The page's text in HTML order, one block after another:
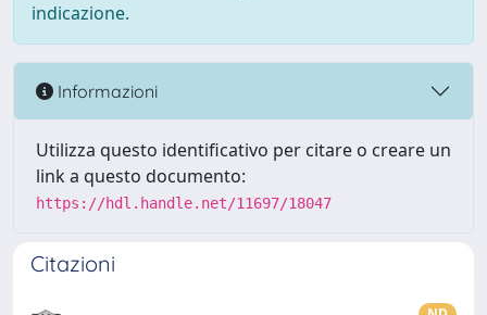
indicazione.
Informazioni
Utilizza questo identificativo per citare o creare un
link a questo documento:
https://hdl.handle.net/11697/18047
Citazioni